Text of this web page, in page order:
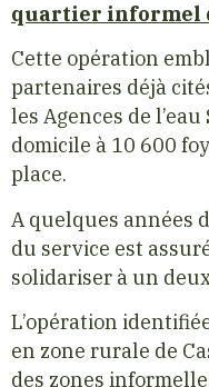
quartier informel
Cette opération
partenaires déjà
les Agences de
domicile à 10 600
place.
A quelques années
du service est
solidariser à un
L’opération
en zone rurale de
des zones